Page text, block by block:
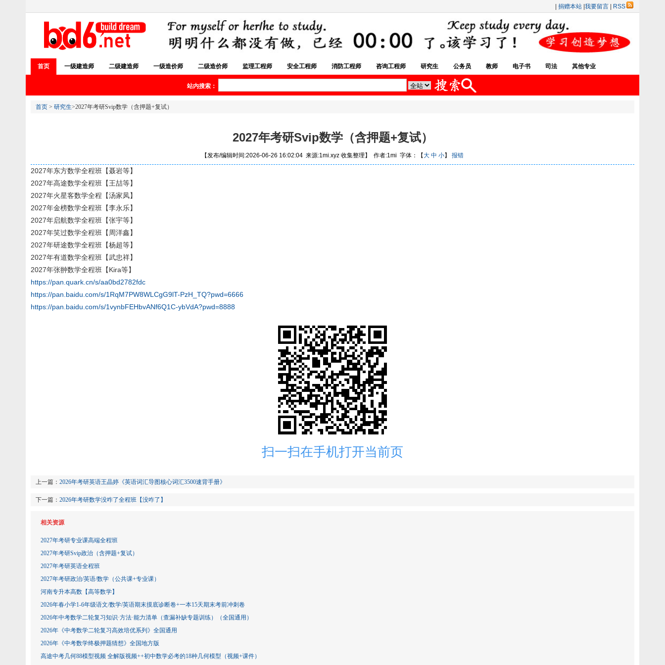
捐赠本站 我要留言 RSS
首页 一级建造师 二级建造师 一级造价师 二级造价师 监理工程师 安全工程师 消防工程师 咨询工程师 研究生 公务员 教师 电子书 司法 其他专业
站内搜索：
首页 > 研究生>2027年考研Svip数学（含押题+复试）
2027年考研Svip数学（含押题+复试）
【发布/编辑时间:2026-06-26 16:02:04 来源:1mi.xyz 收集整理】 作者:1mi 字体：【大 中 小】 报错
2027年东方数学全程班【聂岩等】
2027年高途数学全程班【王喆等】
2027年火星客数学全程【汤家凤】
2027年金榜数学全程班【李永乐】
2027年启航数学全程班【张宇等】
2027年笑过数学全程班【周洋鑫】
2027年研途数学全程班【杨超等】
2027年有道数学全程班【武忠祥】
2027年张翀数学全程班【Kira等】
https://pan.quark.cn/s/aa0bd2782fdc
https://pan.baidu.com/s/1RqM7PW8WLCgG9lT-PzH_TQ?pwd=6666
https://pan.baidu.com/s/1vynbFEHbvANf6Q1C-ybVdA?pwd=8888
扫一扫在手机打开当前页
上一篇： 2026年考研英语王晶婷《英语词汇导图核心词汇3500速背手册》
下一篇： 2026年考研数学没咋了全程班【没咋了】
相关资源
2027年考研专业课高端全程班
2027年考研Svip政治（含押题+复试）
2027年考研英语全程班
2027年考研政治/英语/数学（公共课+专业课）
河南专升本高数【高等数学】
2026年春小学1-6年级语文/数学/英语期末摸底诊断卷+一本15天期末考前冲刺卷
2026年中考数学二轮复习知识·方法·能力清单（查漏补缺专题训练）（全国通用）
2026年《中考数学二轮复习高效培优系列》全国通用
2026年《中考数学终极押题猜想》全国地方版
高途中考几何88模型视频 全解版视频++初中数学必考的18种几何模型（视频+课件）